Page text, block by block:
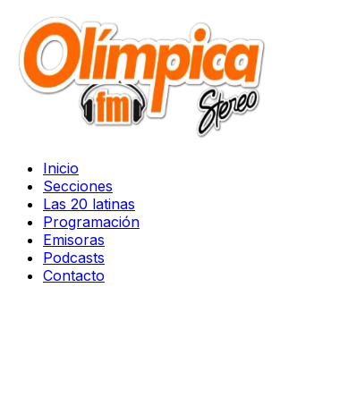
Inicio
Secciones
Las 20 latinas
Programación
Emisoras
Podcasts
Contacto